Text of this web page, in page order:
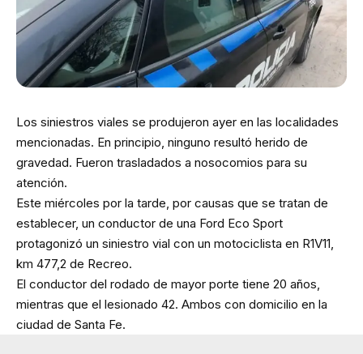
Los siniestros viales se produjeron ayer en las localidades
mencionadas. En principio, ninguno resultó herido de
gravedad. Fueron trasladados a nosocomios para su
atención.
Este miércoles por la tarde, por causas que se tratan de
establecer, un conductor de una Ford Eco Sport
protagonizó un siniestro vial con un motociclista en R1V11,
km 477,2 de Recreo.
El conductor del rodado de mayor porte tiene 20 años,
mientras que el lesionado 42. Ambos con domicilio en la
ciudad de Santa Fe.